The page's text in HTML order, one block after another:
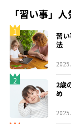
「習い事」
1
習
法
2
2歳
め